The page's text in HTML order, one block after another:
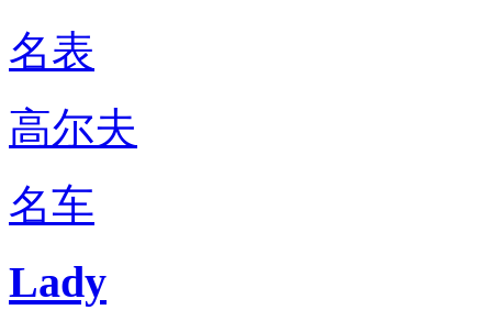
名表
高尔夫
名车
Lady